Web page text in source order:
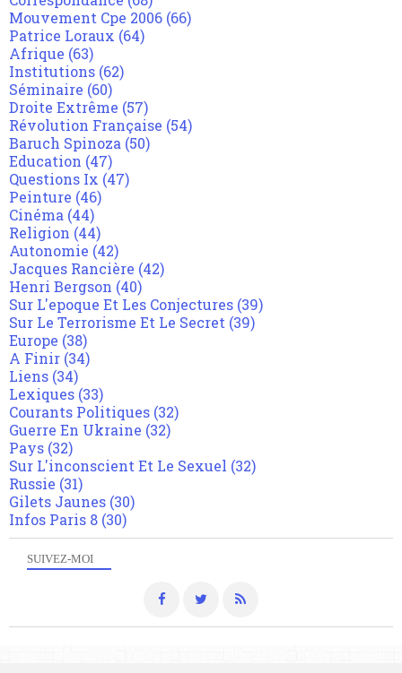
SUIVEZ-MOI
Mouvement Cpe 2006 (66)
Patrice Loraux (64)
Afrique (63)
Institutions (62)
Séminaire (60)
Droite Extrême (57)
Révolution Française (54)
Baruch Spinoza (50)
Education (47)
Questions Ix (47)
Peinture (46)
Cinéma (44)
Religion (44)
Autonomie (42)
Jacques Rancière (42)
Henri Bergson (40)
Sur L'epoque Et Les Conjectures (39)
Sur Le Terrorisme Et Le Secret (39)
Europe (38)
A Finir (34)
Liens (34)
Lexiques (33)
Courants Politiques (32)
Guerre En Ukraine (32)
Pays (32)
Sur L'inconscient Et Le Sexuel (32)
Russie (31)
Gilets Jaunes (30)
Infos Paris 8 (30)